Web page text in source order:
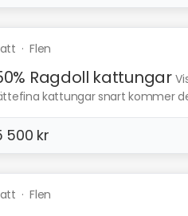
·Flen
Ragdoll kattungar
kattungar snart kommer
500 kr
·Flen